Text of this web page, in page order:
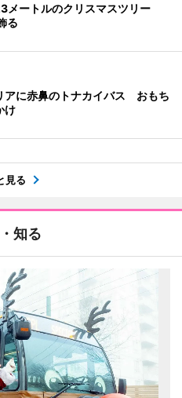
メートルのクリスマスツリー
る
アに赤鼻のトナカイバス おもち
け
見る
知る